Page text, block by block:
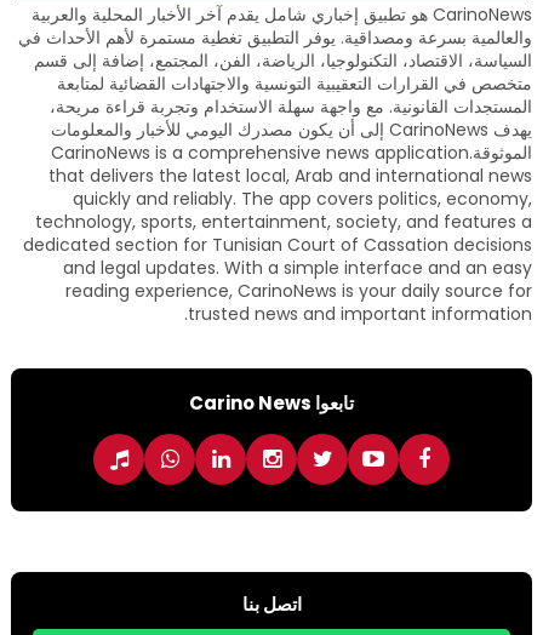
CarinoNews هو تطبيق إخباري شامل يقدم آخر الأخبار المحلية والعربية
والعالمية بسرعة ومصداقية. يوفر التطبيق تغطية مستمرة لأهم الأحداث في
السياسة، الاقتصاد، التكنولوجيا، الرياضة، الفن، المجتمع، إضافة إلى قسم
متخصص في القرارات التعقيبية التونسية والاجتهادات القضائية لمتابعة
المستجدات القانونية. مع واجهة سهلة الاستخدام وتجربة قراءة مريحة،
يهدف CarinoNews إلى أن يكون مصدرك اليومي للأخبار والمعلومات
الموثوقة.CarinoNews is a comprehensive news application
that delivers the latest local, Arab and international news
quickly and reliably. The app covers politics, economy,
technology, sports, entertainment, society, and features a
dedicated section for Tunisian Court of Cassation decisions
and legal updates. With a simple interface and an easy
reading experience, CarinoNews is your daily source for
trusted news and important information.
تابعوا Carino News
اتصل بنا